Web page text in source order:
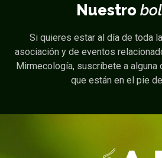
Nuestro
Si quieres estar al día de toda
asociación y de eventos
Mirmecología, suscríbete a
que están en el pie